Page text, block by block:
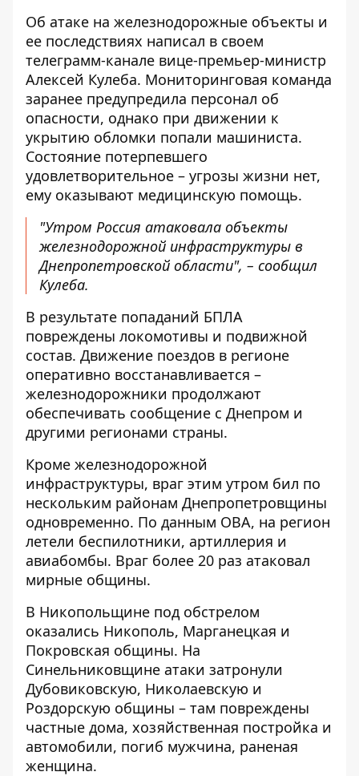
Об атаке на железнодорожные объекты и
ее последствиях написал в своем
телеграмм-канале вице-премьер-министр
Алексей Кулеба. Мониторинговая команда
заранее предупредила персонал об
опасности, однако при движении к
укрытию обломки попали машиниста.
Состояние потерпевшего
удовлетворительное – угрозы жизни нет,
ему оказывают медицинскую помощь.
"Утром Россия атаковала объекты
железнодорожной инфраструктуры в
Днепропетровской области", – сообщил
Кулеба.
В результате попаданий БПЛА
повреждены локомотивы и подвижной
состав. Движение поездов в регионе
оперативно восстанавливается –
железнодорожники продолжают
обеспечивать сообщение с Днепром и
другими регионами страны.
Кроме железнодорожной
инфраструктуры, враг этим утром бил по
нескольким районам Днепропетровщины
одновременно. По данным ОВА, на регион
летели беспилотники, артиллерия и
авиабомбы. Враг более 20 раз атаковал
мирные общины.
В Никопольщине под обстрелом
оказались Никополь, Марганецкая и
Покровская общины. На
Синельниковщине атаки затронули
Дубовиковскую, Николаевскую и
Роздорскую общины – там повреждены
частные дома, хозяйственная постройка и
автомобили, погиб мужчина, раненая
женщина.